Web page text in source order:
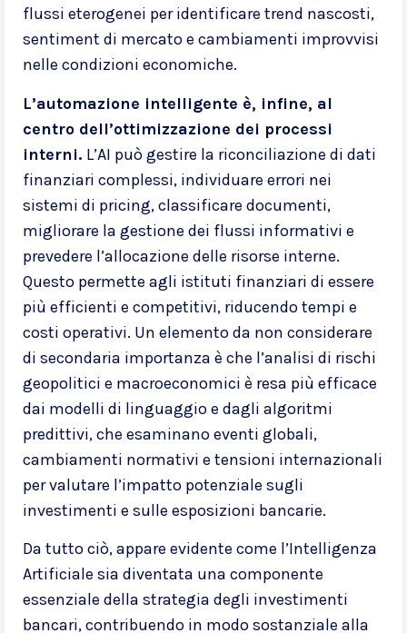
flussi eterogenei per identificare trend nascosti,
sentiment di mercato e cambiamenti improvvisi
nelle condizioni economiche.
L’automazione intelligente è, infine, al
centro dell’ottimizzazione dei processi
interni. L’AI può gestire la riconciliazione di dati
finanziari complessi, individuare errori nei
sistemi di pricing, classificare documenti,
migliorare la gestione dei flussi informativi e
prevedere l’allocazione delle risorse interne.
Questo permette agli istituti finanziari di essere
più efficienti e competitivi, riducendo tempi e
costi operativi. Un elemento da non considerare
di secondaria importanza è che l’analisi di rischi
geopolitici e macroeconomici è resa più efficace
dai modelli di linguaggio e dagli algoritmi
predittivi, che esaminano eventi globali,
cambiamenti normativi e tensioni internazionali
per valutare l’impatto potenziale sugli
investimenti e sulle esposizioni bancarie.
Da tutto ciò, appare evidente come l’Intelligenza
Artificiale sia diventata una componente
essenziale della strategia degli investimenti
bancari, contribuendo in modo sostanziale alla